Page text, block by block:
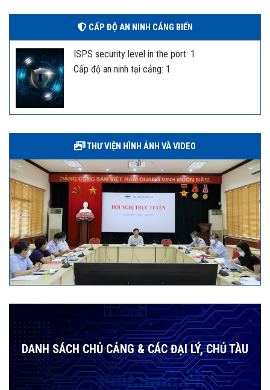
CẤP ĐỘ AN NINH CẢNG BIỂN
ISPS security level in the port: 1
Cấp độ an ninh tại cảng: 1
THƯ VIỆN HÌNH ẢNH VÀ VIDEO
DANH SÁCH CHỦ CẢNG & CÁC ĐẠI LÝ, CHỦ TÀU